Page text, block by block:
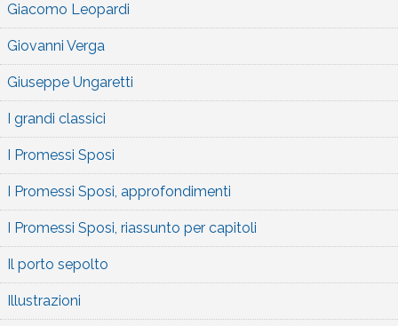
Giacomo Leopardi
Giovanni Verga
Giuseppe Ungaretti
I grandi classici
I Promessi Sposi
I Promessi Sposi, approfondimenti
I Promessi Sposi, riassunto per capitoli
Il porto sepolto
Illustrazioni